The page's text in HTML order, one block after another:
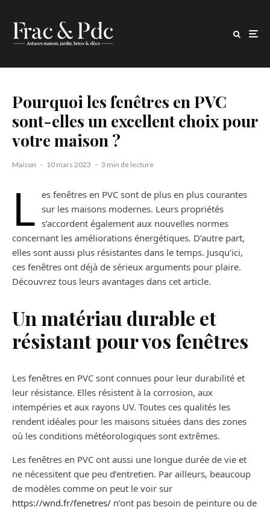
Pourquoi les fenêtres en PVC
sont-elles un excellent choix pour
votre maison ?
Maison · 10 mars 2023 · 3 min de lecture
L es fenêtres en PVC sont de plus en plus courantes
sur les maisons modernes. Leurs propriétés
s’accordent également aux nouvelles normes
concernant les améliorations énergétiques. D’autre part,
elles sont aussi plus résistantes dans le temps. Jusqu’ici,
ces fenêtres ont déjà de sérieux arguments pour plaire.
Découvrez tous leurs avantages dans cet article.
Un matériau durable et
résistant pour vos fenêtres
Les fenêtres en PVC sont connues pour leur durabilité et
leur résistance. Elles résistent à la corrosion, aux
intempéries et aux rayons UV. Toutes ces qualités les
rendent idéales pour les maisons situées dans des zones
où les conditions météorologiques sont extrêmes.
Les fenêtres en PVC ont aussi une longue durée de vie et
ne nécessitent que peu d’entretien. Par ailleurs, beaucoup
de modèles comme on peut le voir sur
https://wnd.fr/fenetres/ n’ont pas besoin de peinture ou de